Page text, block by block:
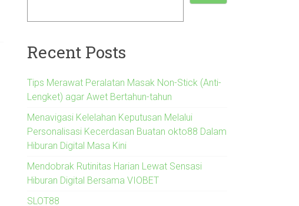
Recent Posts
Tips Merawat Peralatan Masak Non-Stick (Anti-
Lengket) agar Awet Bertahun-tahun
Menavigasi Kelelahan Keputusan Melalui
Personalisasi Kecerdasan Buatan okto88 Dalam
Hiburan Digital Masa Kini
Mendobrak Rutinitas Harian Lewat Sensasi
Hiburan Digital Bersama VIOBET
SLOT88